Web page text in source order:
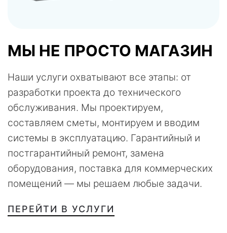
МЫ НЕ ПРОСТО МАГАЗИН
Наши услуги охватывают все этапы: от
разработки проекта до технического
обслуживания. Мы проектируем,
составляем сметы, монтируем и вводим
системы в эксплуатацию. Гарантийный и
постгарантийный ремонт, замена
оборудования, поставка для коммерческих
помещений — мы решаем любые задачи.
ПЕРЕЙТИ В УСЛУГИ